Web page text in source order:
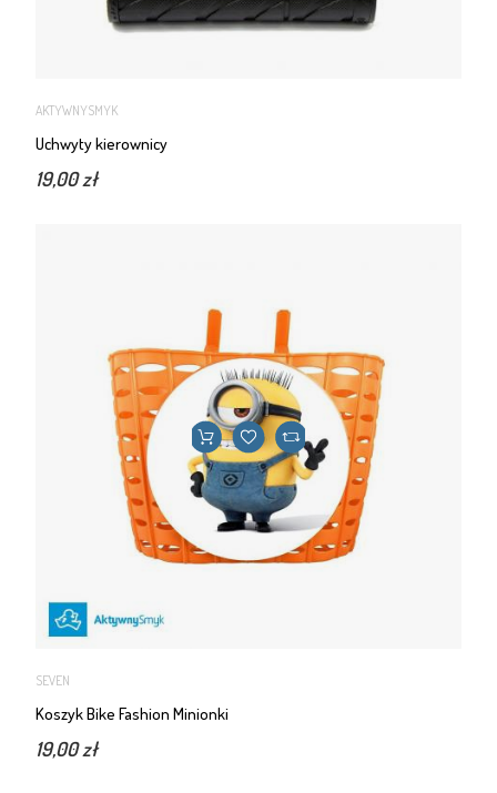
AKTYWNYSMYK
Uchwyty kierownicy
19,00 zł
SEVEN
Koszyk Bike Fashion Minionki
19,00 zł